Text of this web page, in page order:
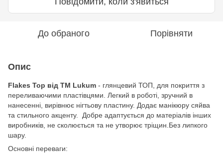
До обраного Порівняти
Опис
Flakes Top від ТМ Lukum - глянцевий ТОП, для покриття з
переливаючими пластівцями. Легкий в роботі, зручний в
нанесенні, вирівнює нігтьову пластину. Додає манікюру сяйва
та стильного акценту. Добре адаптується до матеріалів інших
виробників, не сколюється та не утворює тріщин.Без липкого
шару.
Основні переваги: